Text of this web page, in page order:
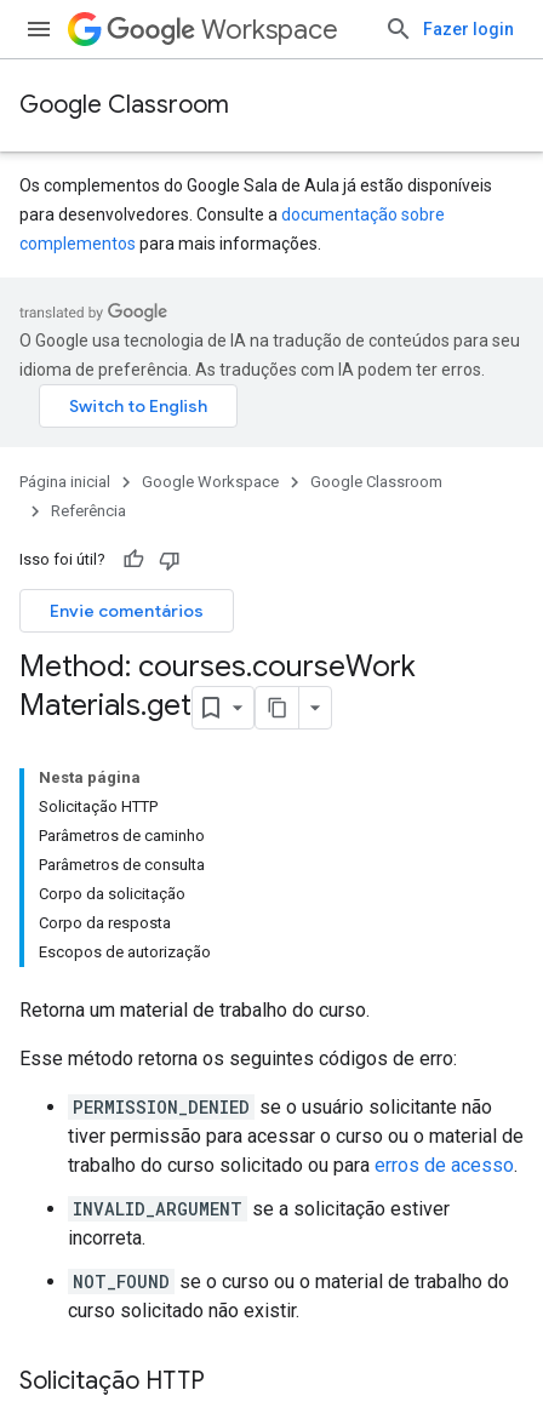
Workspace Fazer login
Google Classroom
Os complementos do Google Sala de Aula já estão disponíveis
para desenvolvedores. Consulte a documentação sobre
complementos para mais informações.
O Google usa tecnologia de IA na tradução de conteúdos para seu
idioma de preferência. As traduções com IA podem ter erros.
Página inicial Google Workspace
Google Classroom
Referência
Isso foi útil?
Envie comentários
Method: courses.courseWork
Materials.get
Nesta página
Solicitação HTTP
Parâmetros de caminho
Parâmetros de consulta
Corpo da solicitação
Corpo da resposta
Escopos de autorização
Retorna um material de trabalho do curso.
Esse método retorna os seguintes códigos de erro:
PERMISSION_DENIED se o usuário solicitante não
tiver permissão para acessar o curso ou o material de
trabalho do curso solicitado ou para erros de acesso.
INVALID_ARGUMENT se a solicitação estiver
incorreta.
NOT_FOUND se o curso ou o material de trabalho do
curso solicitado não existir.
Solicitação HTTP